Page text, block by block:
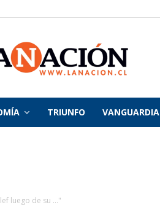
La
TRIUNFO VANGUARDIA
luego de su ..."